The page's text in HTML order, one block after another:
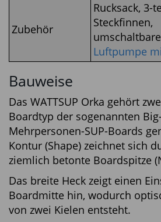
Zubehör
Rucksack, 3-
Steckfinnen,
umschaltbare
Luftpumpe
Bauweise
Das WATTSUP Orka gehört
Boardtyp der sogenannten
Mehrpersonen-SUP-Boards
Kontur (Shape) zeichnet sich
ziemlich betonte Boardspitze
Das breite Heck zeigt einen
Boardmitte hin, wodurch
von zwei Kielen entsteht.